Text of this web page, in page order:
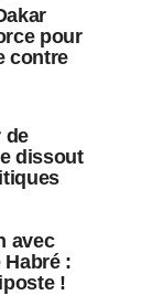
pour
contre
de
dissout
avec
Habré :
!